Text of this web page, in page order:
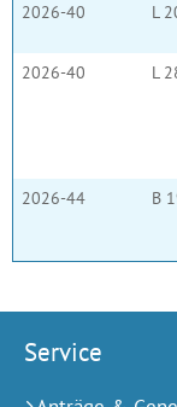
2026-40 L
2026-40
L
2026-44 B
Service